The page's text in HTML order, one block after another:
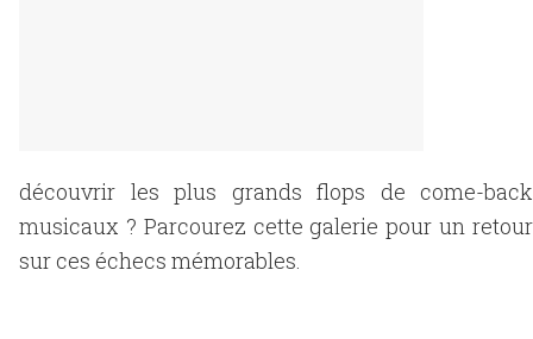
découvrir les plus grands flops de come-back
musicaux ? Parcourez cette galerie pour un retour
sur ces échecs mémorables.